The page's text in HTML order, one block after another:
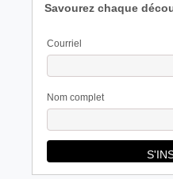
Savourez chaque
Courriel
Nom complet